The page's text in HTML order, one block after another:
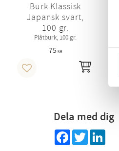
Burk Klassisk
Japansk svart,
100 gr.
Plåtburk, 100 gr.
75 KR
Lägg till i favoriter
Dela med dig
Facebook
Twitter